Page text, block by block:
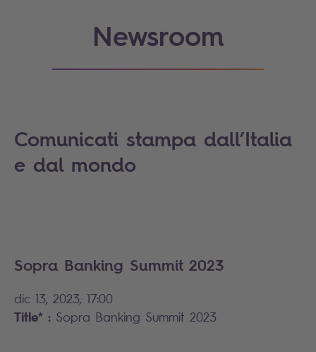
Newsroom
Comunicati stampa dall’Italia
e dal mondo
Sopra Banking Summit 2023
dic 13, 2023, 17:00
Title* : Sopra Banking Summit 2023